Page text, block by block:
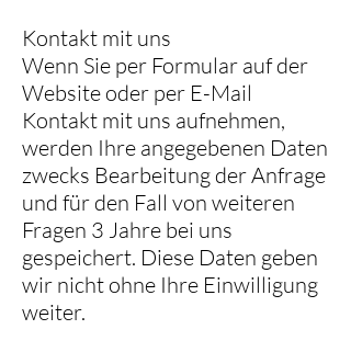
Kontakt mit uns
Wenn Sie per Formular auf der
Website oder per E-Mail
Kontakt mit uns aufnehmen,
werden Ihre angegebenen Daten
zwecks Bearbeitung der Anfrage
und für den Fall von weiteren
Fragen 3 Jahre bei uns
gespeichert. Diese Daten geben
wir nicht ohne Ihre Einwilligung
weiter.